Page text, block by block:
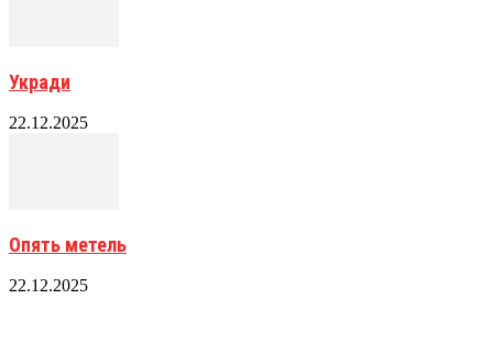
Укради
22.12.2025
Опять метель
22.12.2025